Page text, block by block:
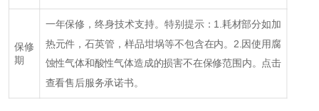
保修
期
一年保修，终身技术支持。 特别提示： 1.耗材部分如加
热元件，石英管，样品坩埚等不包含在内。 2.因使用腐
蚀性气体和酸性气体造成的损害不在保修范围内。 点击
查看售后服务承诺书。